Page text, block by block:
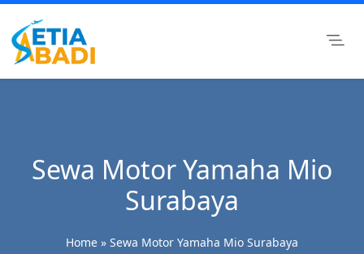
Skip
content
Setia Abadi Group
Paket Wisata Murah, Rental Mobil dan Rental Motor
Sewa Motor Yamaha Mio
Surabaya
Home » Sewa Motor Yamaha Mio Surabaya